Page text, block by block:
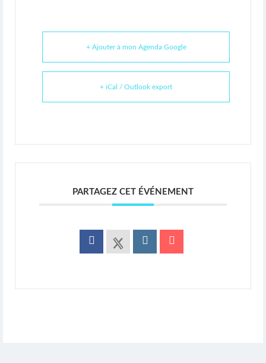
+ Ajouter à mon Agenda Google
+ iCal / Outlook export
PARTAGEZ CET ÉVÉNEMENT